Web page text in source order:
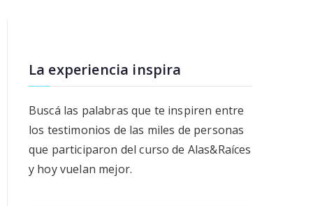
La experiencia inspira
Buscá las palabras que te inspiren entre
los testimonios de las miles de personas
que participaron del curso de Alas&Raíces
y hoy vuelan mejor.